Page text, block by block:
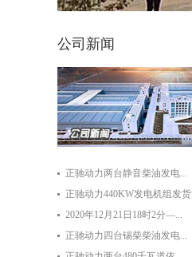
公司新闻
正驰动力两台静音柴油发电...
正驰动力440KW发电机组发货
2020年12月21日18时2分—...
正驰动力四台锡柴柴油发电...